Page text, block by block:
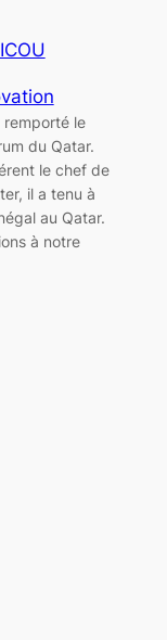
remporté le
du Qatar.
le chef de
il a tenu à
au Qatar.
à notre